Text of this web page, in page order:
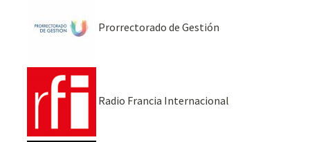
Prorrectorado de Gestión
Radio Francia Internacional